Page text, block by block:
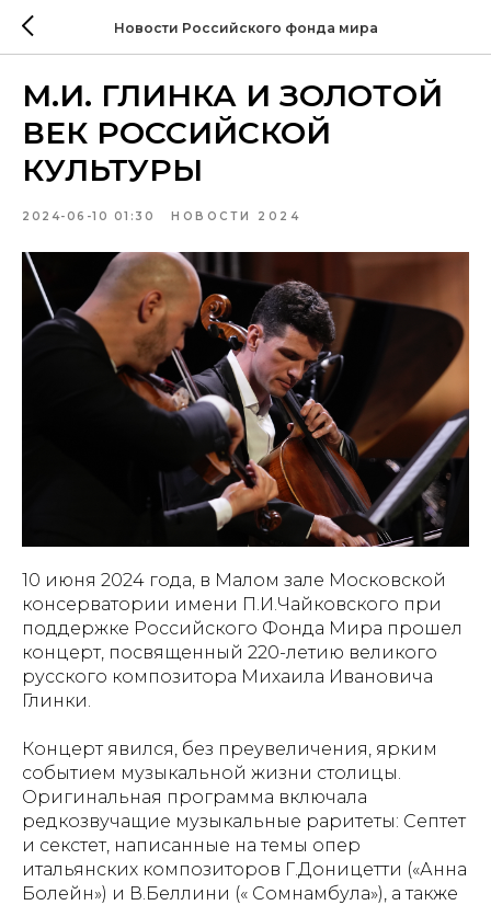
Новости Российского фонда мира
М.И. ГЛИНКА И ЗОЛОТОЙ
ВЕК РОССИЙСКОЙ
КУЛЬТУРЫ
2024-06-10 01:30 НОВОСТИ 2024
10 июня 2024 года, в Малом зале Московской
консерватории имени П.И.Чайковского при
поддержке Российского Фонда Мира прошел
концерт, посвященный 220-летию великого
русского композитора Михаила Ивановича
Глинки.
Концерт явился, без преувеличения, ярким
событием музыкальной жизни столицы.
Оригинальная программа включала
редкозвучащие музыкальные раритеты: Септет
и секстет, написанные на темы опер
итальянских композиторов Г.Доницетти («Анна
Болейн») и В.Беллини (« Сомнамбула»), а также